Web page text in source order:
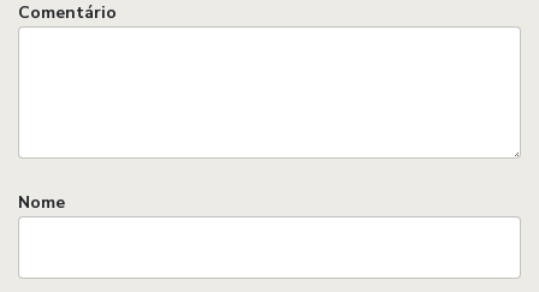
Nome
Comentário